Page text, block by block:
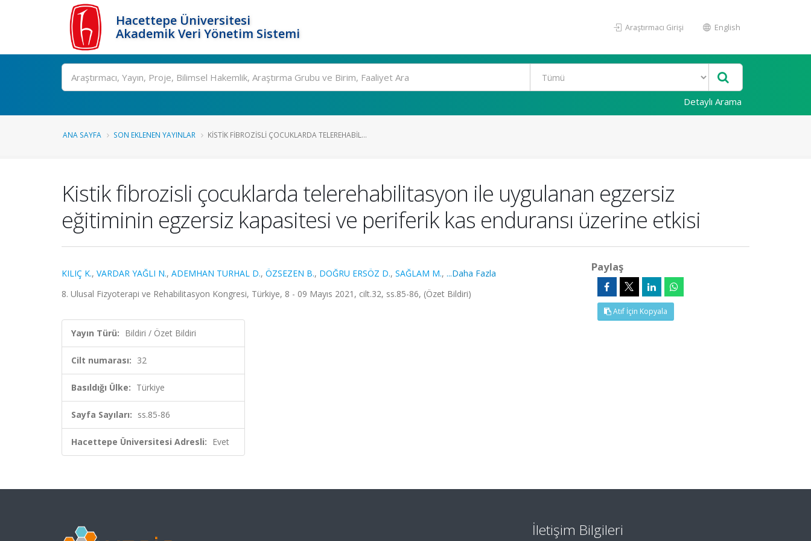
Hacettepe Üniversitesi
Akademik Veri Yönetim Sistemi
Araştırmacı Girişi English
Ara
Detaylı Arama
ANA SAYFA SON EKLENEN YAYINLAR KISTIK FIBROZISLI ÇOCUKLARDA TELEREHABIL...
Kistik fibrozisli çocuklarda telerehabilitasyon ile uygulanan egzersiz
eğitiminin egzersiz kapasitesi ve periferik kas enduransı üzerine etkisi
KILIÇ K., VARDAR YAĞLI N., ADEMHAN TURHAL D., ÖZSEZEN B., DOĞRU ERSÖZ D., SAĞLAM M., ...Daha Fazla
8. Ulusal Fizyoterapi ve Rehabilitasyon Kongresi, Türkiye, 8 - 09 Mayıs 2021, cilt.32, ss.85-86, (Özet Bildiri)
Yayın Türü: Bildiri / Özet Bildiri
Cilt numarası: 32
Basıldığı Ülke: Türkiye
Sayfa Sayıları: ss.85-86
Hacettepe Üniversitesi Adresli: Evet
Paylaş
Atıf İçin Kopyala
İletişim Bilgileri